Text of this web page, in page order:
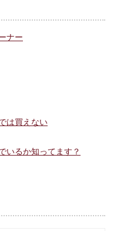
ナー
は買えない
いるか知ってます？